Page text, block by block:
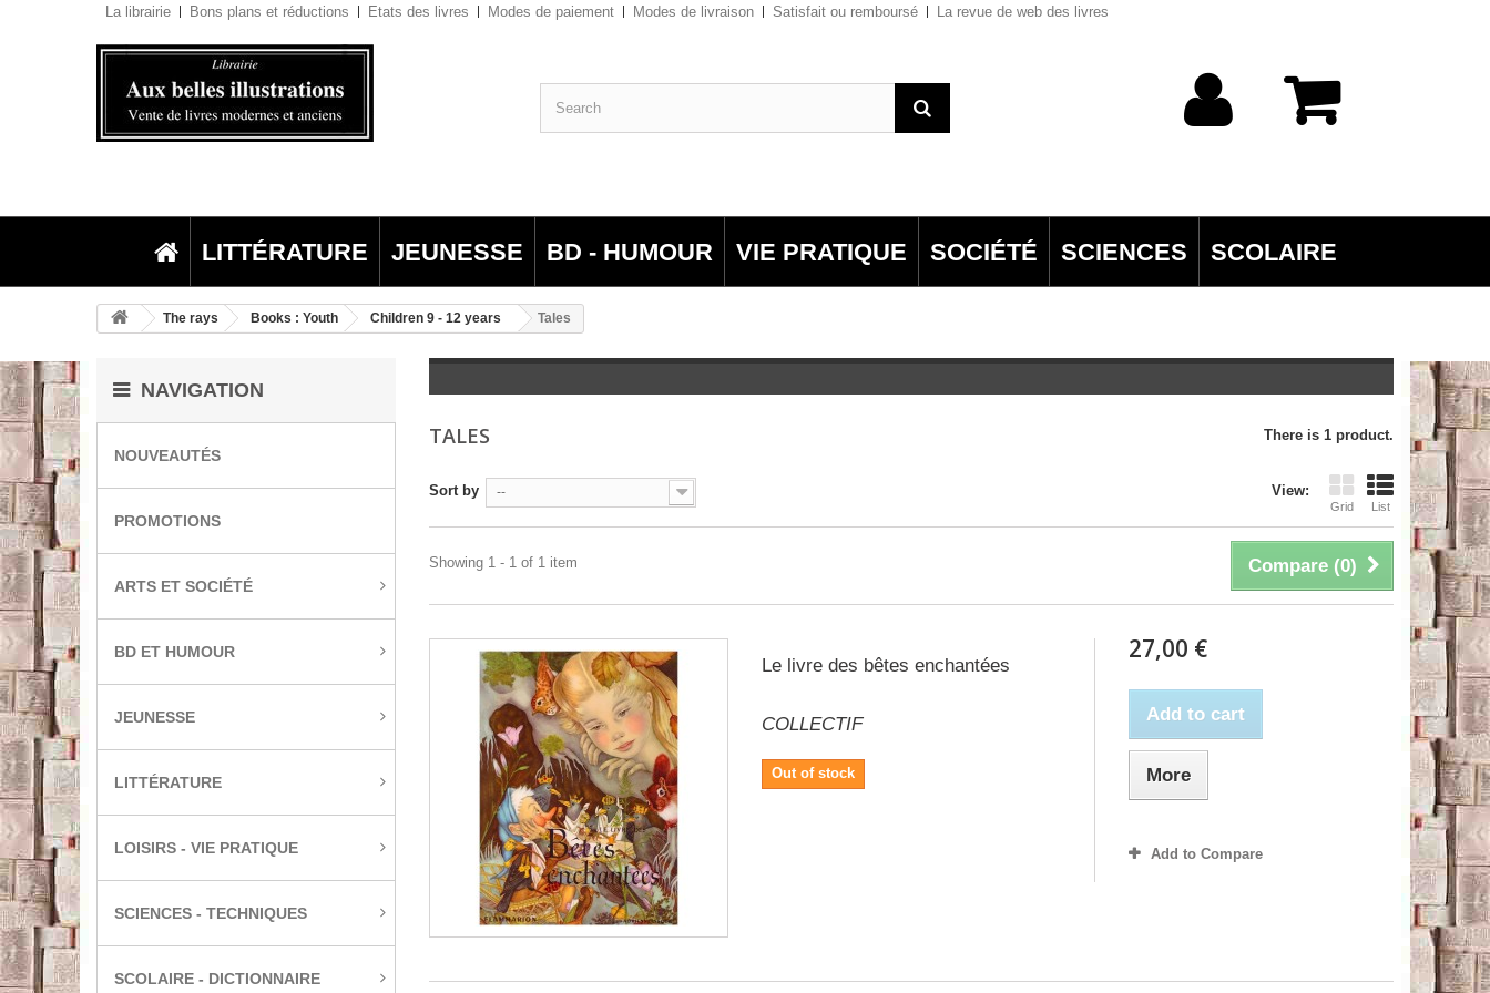
La librairie Bons plans et réductions Etats des livres Modes de paiement Modes de livraison Satisfait ou remboursé La revue de web des livres
LITTÉRATURE JEUNESSE BD - HUMOUR VIE PRATIQUE SOCIÉTÉ SCIENCES SCOLAIRE
The rays Books : Youth Children 9 - 12 years Tales
NAVIGATION
NOUVEAUTÉS
PROMOTIONS
ARTS ET SOCIÉTÉ
BD ET HUMOUR
JEUNESSE
LITTÉRATURE
LOISIRS - VIE PRATIQUE
SCIENCES - TECHNIQUES
SCOLAIRE - DICTIONNAIRE
TALES There is 1 product.
View:
Grid List
Sort by --
Compare (0)
Showing 1 - 1 of 1 item
Le livre des bêtes enchantées
COLLECTIF
Out of stock
27,00 €
Add to cart
More
Add to Compare